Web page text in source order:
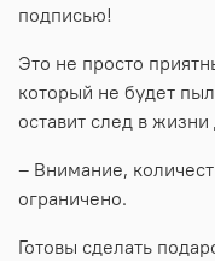
подписью!
Это не просто
который не будет
оставит след в
– Внимание,
ограничено.
Готовы сделать